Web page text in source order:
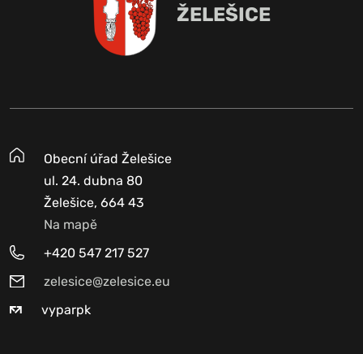
ŽELEŠICE
Obecní úřad Želešice
ul. 24. dubna 80
Želešice, 664 43
Na mapě
+420 547 217 527
zelesice@zelesice.eu
vyparpk